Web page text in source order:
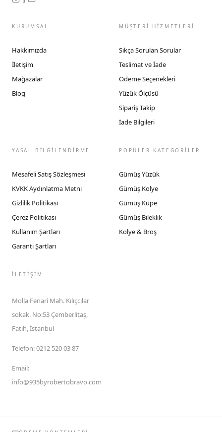
KURUMSAL
Hakkımızda
İletişim
Mağazalar
Blog
MÜŞTERİ HİZMETLERİ
Sıkça Sorulan Sorular
Teslimat ve İade
Ödeme Seçenekleri
Yüzük Ölçüsü
Sipariş Takip
İade Bilgileri
YASAL BİLGİLENDİRME
Mesafeli Satış Sözleşmesi
KVKK Aydınlatma Metni
Gizlilik Politikası
Çerez Politikası
Kullanım Şartları
Garanti Şartları
POPÜLER KATEGORİLER
Gümüş Yüzük
Gümüş Kolye
Gümüş Küpe
Gümüş Bileklik
Kolye & Broş
İLETIŞIM
Molla Fenari Mah. Kılıçcılar
sokak. No:53 Çemberlitaş,
Fatih, İstanbul
Telefon:0212 520 03 87
Email:
info@935byrobertobravo.com